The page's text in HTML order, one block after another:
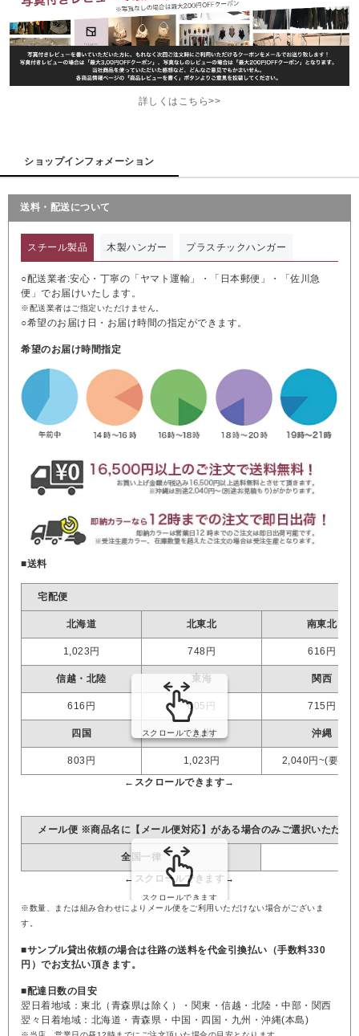
詳しくはこちら>>
ショップインフォメーション
送料・配送について
スチール製品 木製ハンガー プラスチックハンガー
○配送業者:安心・丁寧の「ヤマト運輸」・「日本郵便」・「佐川急
便」でお届けいたします。
※配送業者はご指定いただけません。
○希望のお届け日・お届け時間の指定ができます。
希望のお届け時間指定
■送料
宅配便
北海道 北東北 南東北
1,023円 748円 616円
信越・北陸 東海 関西
616円 605円 715円
四国 九州 沖縄
803円 1,023円 2,040円~(要見
メール便 ※商品名に【メール便対応】がある場合のみご選択いただけ
全国一律
※数量、または組み合わせによりメール便をご利用いただけない場合がございま
す。
■サンプル貸出依頼の場合は往路の送料を代金引換払い（手数料330
円）でお支払い頂きます。
■配達日数の目安
翌日着地域：東北（青森県は除く）・関東・信越・北陸・中部・関西
翌々日着地域：北海道・青森県・中国・四国・九州・沖縄(本島)